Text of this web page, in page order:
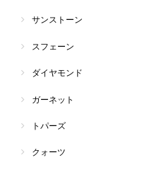
サンストーン
スフェーン
ダイヤモンド
ガーネット
トパーズ
クォーツ